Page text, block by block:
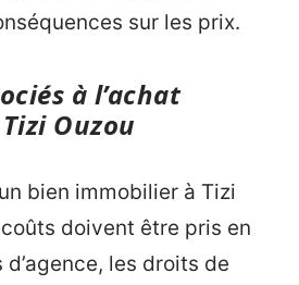
sur les prix.
à l’achat
Ouzou
bien immobilier à Tizi
doivent être pris en
les droits de